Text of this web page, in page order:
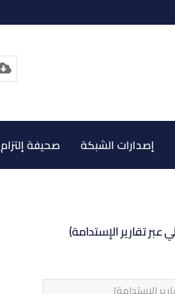
إصدارات الشبكة صحيفة إلتزام
تقارير الإستدامة)